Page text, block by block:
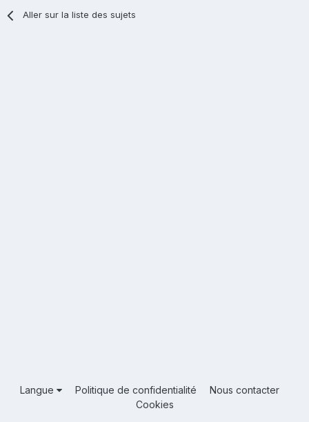
Aller sur la liste des sujets
Langue Politique de confidentialité
Nous contacter
Cookies